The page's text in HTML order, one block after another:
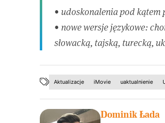
• udoskonalenia pod
• nowe wersje językowe:
słowacką, tajską, turecką,
Aktualizacje iMovie uaktualnienie
Dominik Łada